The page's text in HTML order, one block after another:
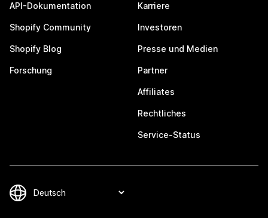
API-Dokumentation
Shopify Community
Shopify Blog
Forschung
Karriere
Investoren
Presse und Medien
Partner
Affiliates
Rechtliches
Service-Status